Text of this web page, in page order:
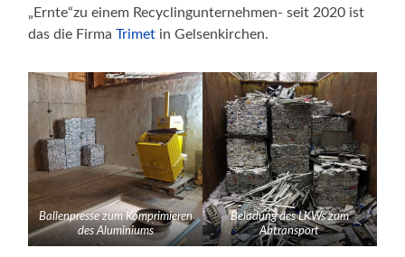
„Ernte“zu einem Recyclingunternehmen- seit 2020 ist
das die FirmaTrimet in Gelsenkirchen.
Ballenpresse zum Komprimieren
des Aluminiums
Beladung des LKWs zum
Abtransport